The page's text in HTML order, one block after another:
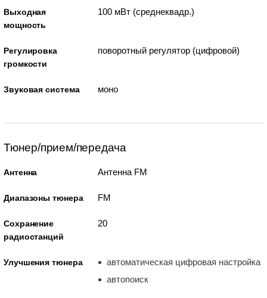
Выходная
мощность
100 мВт (среднеквадр.)
Регулировка
громкости
поворотный регулятор (цифровой)
Звуковая система моно
Тюнер/прием/передача
Антенна Антенна FM
Диапазоны тюнера FM
Сохранение
радиостанций
20
Улучшения тюнера
автоматическая цифровая настройка
автопоиск